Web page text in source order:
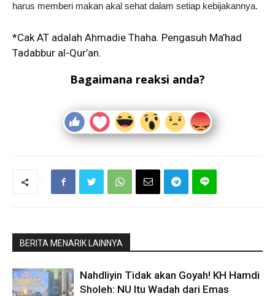
harus memberi makan akal sehat dalam setiap kebijakannya.
*Cak AT adalah Ahmadie Thaha. Pengasuh Ma’had
Tadabbur al-Qur’an.
Bagaimana reaksi anda?
BERITA MENARIK LAINNYA
Nahdliyin Tidak akan Goyah! KH Hamdi
Sholeh: NU Itu Wadah dari Emas